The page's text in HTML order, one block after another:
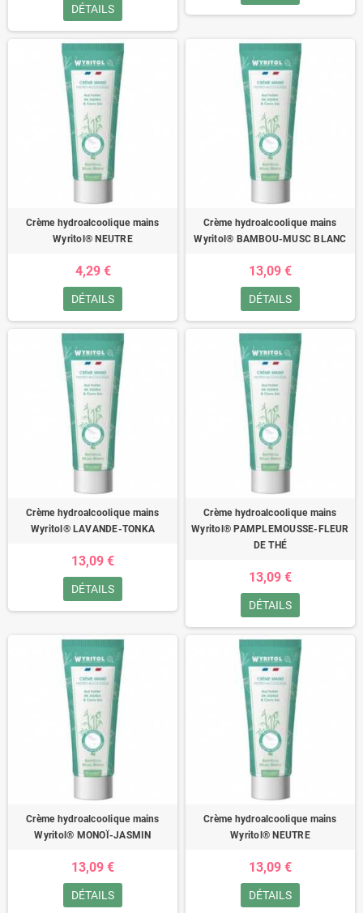
DÉTAILS
Crème hydroalcoolique mains
Wyritol® NEUTRE
4,29 €
DÉTAILS
Crème hydroalcoolique mains
Wyritol® BAMBOU-MUSC BLANC
13,09 €
DÉTAILS
Crème hydroalcoolique mains
Wyritol® LAVANDE-TONKA
13,09 €
DÉTAILS
Crème hydroalcoolique mains
Wyritol® PAMPLEMOUSSE-FLEUR
DE THÉ
13,09 €
DÉTAILS
Crème hydroalcoolique mains
Wyritol® MONOÏ-JASMIN
13,09 €
DÉTAILS
Crème hydroalcoolique mains
Wyritol® NEUTRE
13,09 €
DÉTAILS